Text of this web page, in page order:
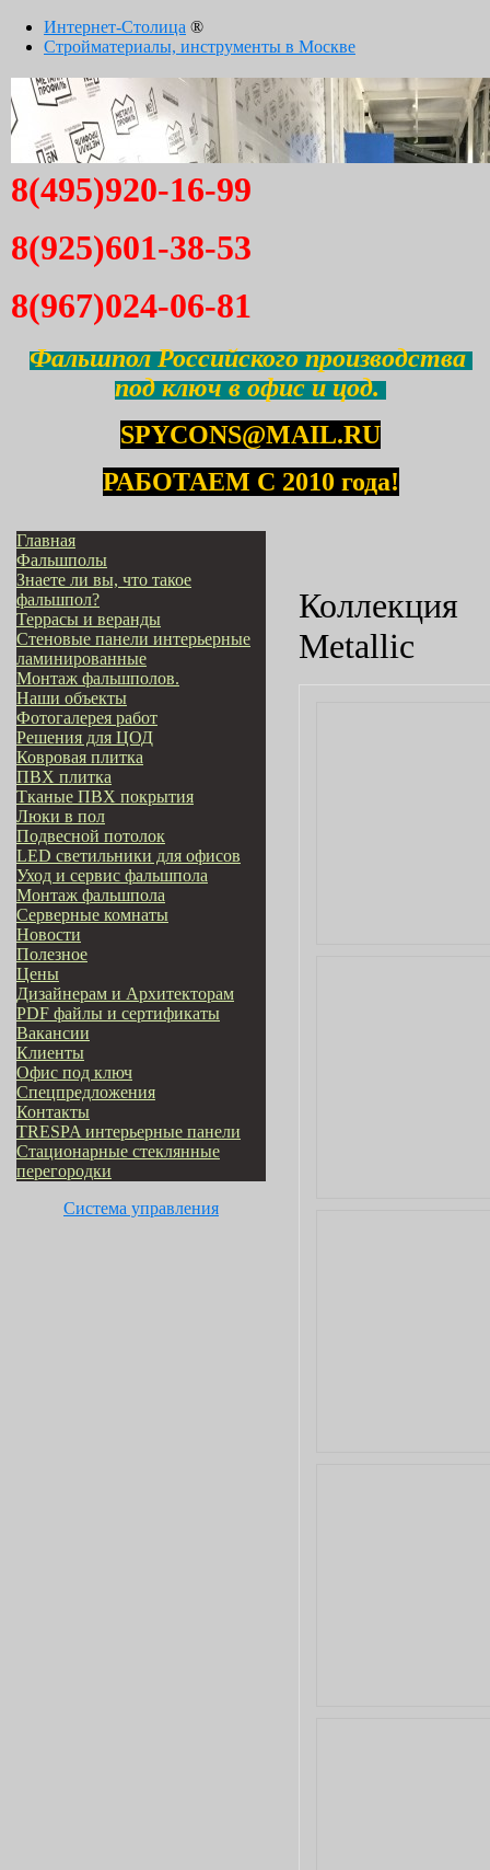
Интернет-Столица ®
Стройматериалы, инструменты в Москве
8(495)920-16-99
8(925)601-38-53
8(967)024-06-81
Фальшпол Российского производства
под ключ в офис и цод.
SPYCONS@MAIL.RU
РАБОТАЕМ С 2010 года!
Главная
Фальшполы
Знаете ли вы, что такое
фальшпол?
Террасы и веранды
Стеновые панели интерьерные
ламинированные
Монтаж фальшполов.
Наши объекты
Фотогалерея работ
Решения для ЦОД
Ковровая плитка
ПВХ плитка
Тканые ПВХ покрытия
Люки в пол
Подвесной потолок
LED светильники для офисов
Уход и сервис фальшпола
Монтаж фальшпола
Серверные комнаты
Новости
Полезное
Цены
Дизайнерам и Архитекторам
PDF файлы и сертификаты
Вакансии
Клиенты
Офис под ключ
Cпецпредложения
Контакты
TRESPA интерьерные панели
Стационарные стеклянные
перегородки
Система управления
Коллекция
Metallic